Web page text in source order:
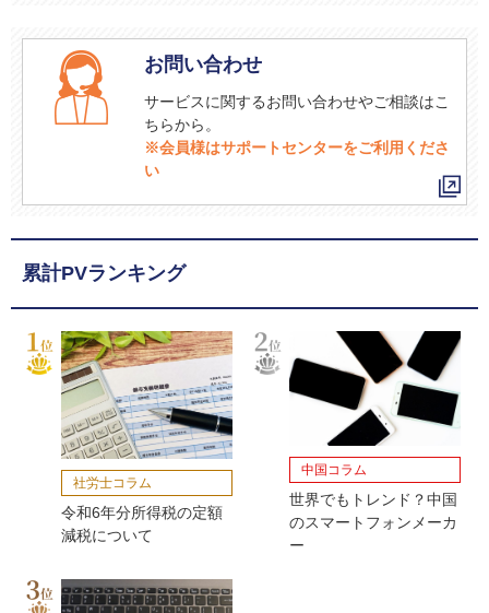
お問い合わせ
サービスに関するお問い合わせやご相談はこ
ちらから。
※会員様はサポートセンターをご利用くださ
い
累計PVランキング
社労士コラム
令和6年分所得税の定額
減税について
中国コラム
世界でもトレンド？中国
のスマートフォンメーカ
ー